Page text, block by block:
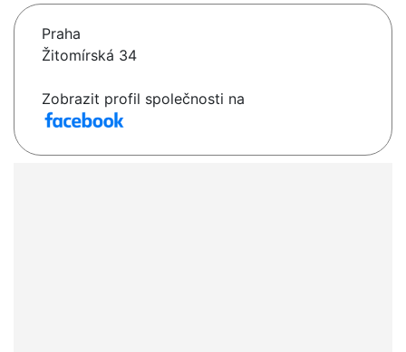
Praha
Žitomírská 34
Zobrazit profil společnosti na